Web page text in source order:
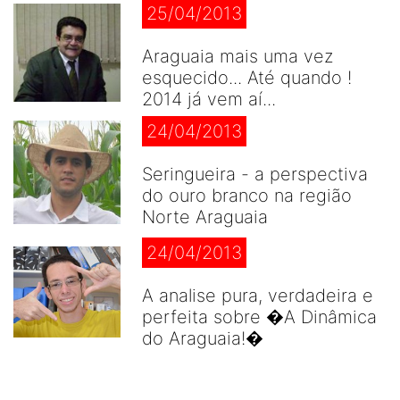
25/04/2013
Araguaia mais uma vez
esquecido... Até quando !
2014 já vem aí...
24/04/2013
Seringueira - a perspectiva
do ouro branco na região
Norte Araguaia
24/04/2013
A analise pura, verdadeira e
perfeita sobre �A Dinâmica
do Araguaia!�